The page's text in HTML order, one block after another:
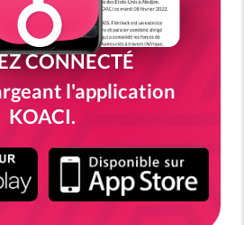
CONNECTÉ
l'application
KOACI.